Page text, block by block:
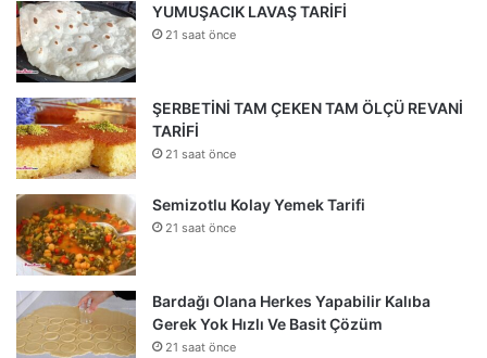
YUMUŞACIK LAVAŞ TARİFİ
21 saat önce
ŞERBETİNİ TAM ÇEKEN TAM ÖLÇÜ REVANİ
TARİFİ
21 saat önce
Semizotlu Kolay Yemek Tarifi
21 saat önce
Bardağı Olana Herkes Yapabilir Kalıba
Gerek Yok Hızlı Ve Basit Çözüm
21 saat önce